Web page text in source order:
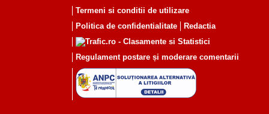
Termeni si conditii de utilizare
Politica de confidentialitate
Redactia
Regulament postare și moderare comentarii